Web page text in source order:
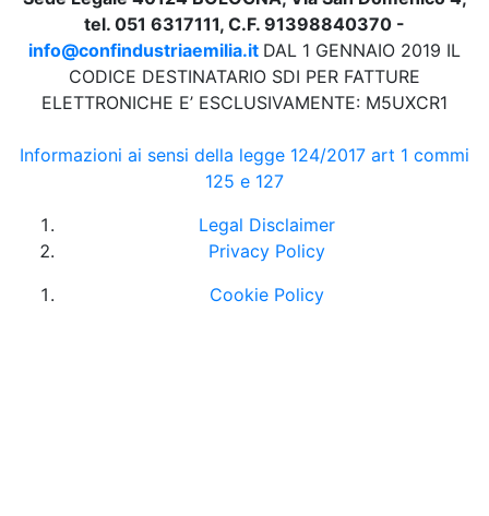
tel. 051 6317111, C.F. 91398840370 -
info@confindustriaemilia.it DAL 1 GENNAIO 2019 IL
CODICE DESTINATARIO SDI PER FATTURE
ELETTRONICHE E’ ESCLUSIVAMENTE: M5UXCR1
Informazioni ai sensi della legge 124/2017 art 1 commi
125 e 127
Legal Disclaimer
Privacy Policy
Cookie Policy